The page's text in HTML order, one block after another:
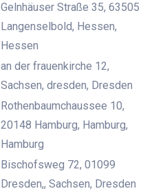
Gelnhäuser Straße 35, 63505
Langenselbold, Hessen,
Hessen
an der frauenkirche 12,
Sachsen, dresden, Dresden
Rothenbaumchaussee 10,
20148 Hamburg, Hamburg,
Hamburg
Bischofsweg 72, 01099
Dresden,, Sachsen, Dresden